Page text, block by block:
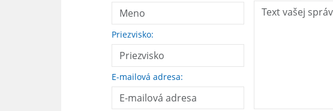
Priezvisko:
E-mailová adresa: